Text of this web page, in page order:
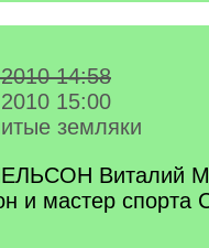
14:58
15:00
земляки
Виталий
и мастер спорта